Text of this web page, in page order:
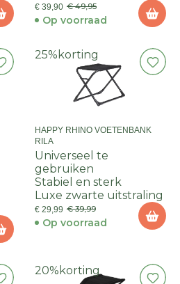
€ 39,90 € 49,95
Op voorraad
25% korting
HAPPY RHINO VOETENBANK
RILA
Universeel te
gebruiken
Stabiel en sterk
Luxe zwarte uitstraling
€ 29,99 € 39,99
Op voorraad
20% korting